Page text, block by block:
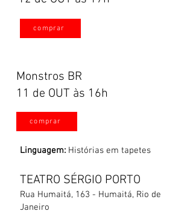
comprar
Monstros BR
11 de OUT às 16h
comprar
Linguagem: Histórias em tapetes
TEATRO SÉRGIO PORTO
Rua Humaitá, 163 - Humaitá, Rio de
Janeiro